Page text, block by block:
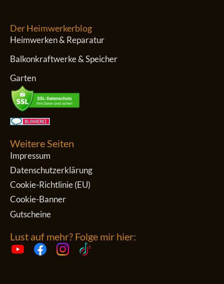
Der Heimwerkerblog
Heimwerken & Reparatur
Balkonkraftwerke & Speicher
Garten
Weitere Seiten
Impressum
Datenschutzerklärung
Cookie-Richtlinie (EU)
Cookie-Banner
Gutscheine
Lust auf mehr? Folge mir hier: